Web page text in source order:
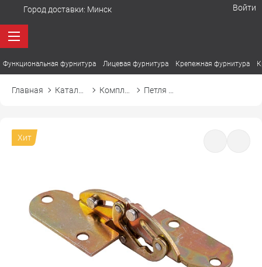
Город доставки: Минск Войти
Функциональная фурнитура Лицевая фурнитура Крепежная фурнитура
Главная
Хит